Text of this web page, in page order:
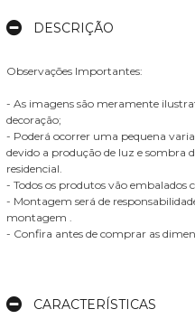
DESCRIÇÃO
Observações Importantes:
- As imagens são meramente
decoração;
- Poderá ocorrer uma pequena
devido a produção de luz e sombra
residencial.
- Todos os produtos vão embalados
- Montagem será de
montagem .
- Confira antes de comprar as
CARACTERÍSTICAS